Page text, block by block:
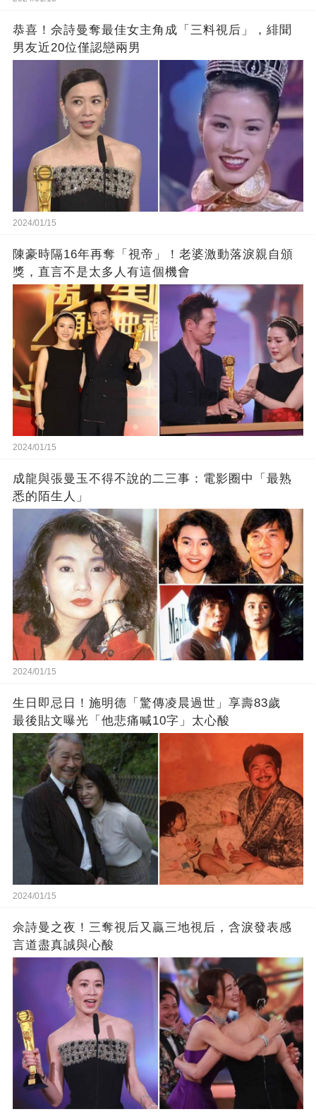
恭喜！佘詩曼奪最佳女主角成「三料視后」，緋聞
男友近20位僅認戀兩男
2024/01/15
陳豪時隔16年再奪「視帝」！老婆激動落淚親自頒
獎，直言不是太多人有這個機會
2024/01/15
成龍與張曼玉不得不說的二三事：電影圈中「最熟
悉的陌生人」
2024/01/15
生日即忌日！施明德「驚傳凌晨過世」享壽83歲
最後貼文曝光「他悲痛喊10字」太心酸
2024/01/15
佘詩曼之夜！三奪視后又贏三地視后，含淚發表感
言道盡真誠與心酸